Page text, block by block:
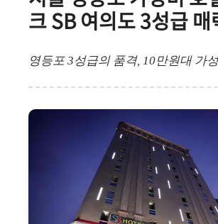
크 SB 여의도 3성급 매
영등포 3성급의 품격, 10만원대 가